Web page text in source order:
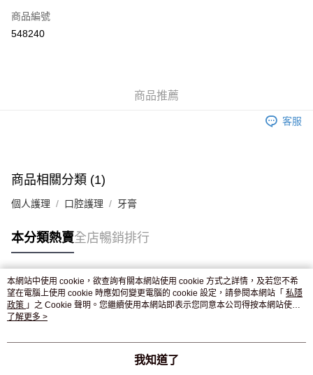
Apple Pay
付款後門市自取，訂單確認後2-4個工作天到店，7天內取。逾期後
商品編號
548240
商品推薦
客服
商品相關分類 (1)
個人護理 口腔護理 牙膏
本分類熱賣全店暢銷排行
熱門標籤
熱銷排行
本網站中使用 cookie，欲查詢有關本網站使用 cookie 方式之詳情，及若您不希
望在電腦上使用 cookie 時應如何變更電腦的 cookie 設定，請參閱本網站「 私隱
政策 」之 Cookie 聲明。您繼續使用本網站即表示您同意本公司得按本網站使用
條款之 Cookie 聲明使用 cookie。
了解更多 >
我知道了